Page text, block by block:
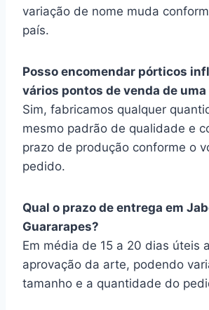
variação de nome muda
país.
Posso encomendar pórticos
vários pontos de venda de uma
Sim, fabricamos qualquer
mesmo padrão de qualidade e
prazo de produção conforme o
pedido.
Qual o prazo de entrega em
Guararapes?
Em média de 15 a 20 dias úteis
aprovação da arte, podendo
tamanho e a quantidade do